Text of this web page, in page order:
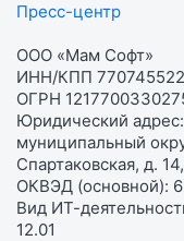
Пресс-центр
ООО «Мам Софт»
ИНН/КПП
ОГРН
Юридический
муниципальный
Спартаковская, д.
ОКВЭД (основной):
Вид ИТ-
12.01